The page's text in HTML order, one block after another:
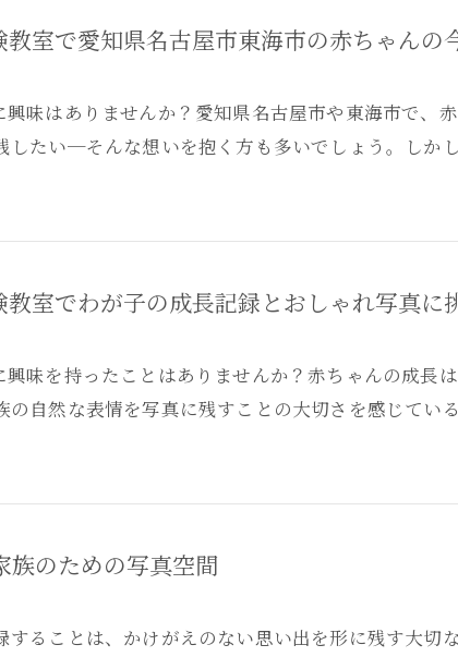
教室で愛知県名古屋市東海市の赤ちゃんの
興味はありませんか？愛知県名古屋市や東海市で、
したい─そんな想いを抱く方も多いでしょう。しか
教室でわが子の成長記録とおしゃれ写真に
興味を持ったことはありませんか？赤ちゃんの成長
の自然な表情を写真に残すことの大切さを感じてい
族のための写真空間
することは、かけがえのない思い出を形に残す大切